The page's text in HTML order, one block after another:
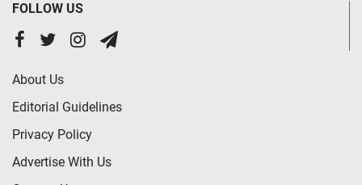
FOLLOW US
About Us
Editorial Guidelines
Privacy Policy
Advertise With Us